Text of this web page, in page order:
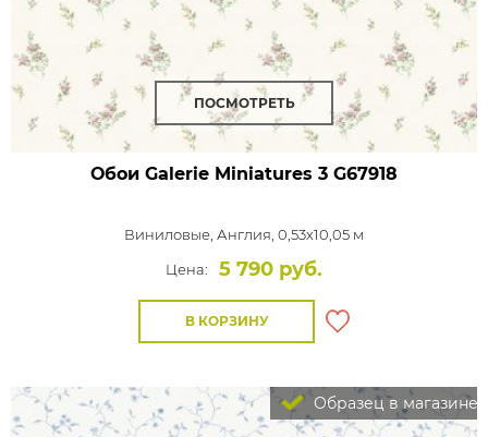
ПОСМОТРЕТЬ
Обои Galerie Miniatures 3 G67918
Виниловые, Англия, 0,53x10,05 м
Цена:
5 790 руб.
В КОРЗИНУ
Образец в магазине